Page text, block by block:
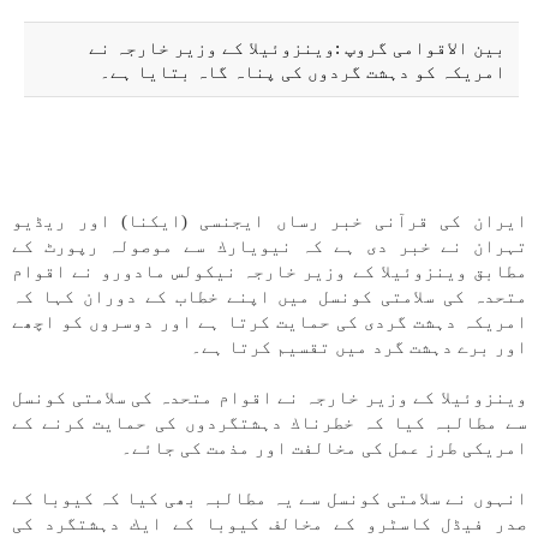
بين الاقوامی گروپ :وينزوئيلا كے وزير خارجہ نے
امريكہ كو دہشت گردوں كی پناہ گاہ بتايا ہے۔
ايران كی قرآنی خبر رساں ايجنسی (ايكنا) اور ریڈيو
تہران نے خبر دی ہے كہ نيويارك سے موصولہ رپورٹ كے
مطابق وينزوئيلا كے وزير خارجہ نيكولس مادورو نے اقوام
متحدہ كی سلامتی كونسل میں اپنے خطاب كے دوران كہا كہ
امريكہ دہشت گردی كی حمايت كرتا ہے اور دوسروں كو اچھے
اور برے دہشت گرد میں تقسيم كرتا ہے۔
وينزوئيلا كے وزير خارجہ نے اقوام متحدہ كی سلامتی كونسل
سے مطالبہ كيا كہ خطرناك دہشتگردوں كی حمايت كرنے كے
امريكی طرز عمل كی مخالفت اور مذمت كی جائے۔
انہوں نے سلامتی كونسل سے یہ مطالبہ بھی كيا كہ كيوبا كے
صدر فیڈل كاسٹرو كے مخالف كيوبا كے ايك دہشتگرد كی